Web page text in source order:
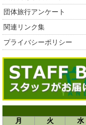
団体旅行アンケート
関連リンク集
プライバシーポリシー
月
火 水